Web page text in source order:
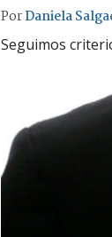
PorDaniela
Seguimos